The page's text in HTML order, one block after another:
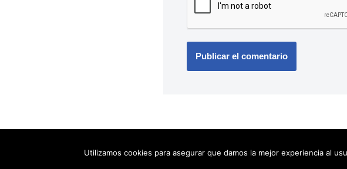
Utilizamos cookies para asegurar que damos la mejor experiencia al